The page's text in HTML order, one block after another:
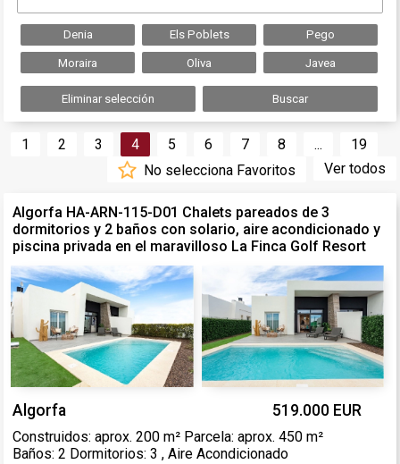
Denia Els Poblets Pego
Moraira Oliva Javea
Eliminar selección Buscar
1 2 3 4 5 6 7 8 ...
19
Ver todos
No selecciona Favoritos
Algorfa HA-ARN-115-D01 Chalets pareados de 3
dormitorios y 2 baños con solario, aire acondicionado y
piscina privada en el maravilloso La Finca Golf Resort
Algorfa 519.000 EUR
Construidos: aprox. 200 m² Parcela: aprox. 450 m²
Baños: 2 Dormitorios: 3 , Aire Acondicionado